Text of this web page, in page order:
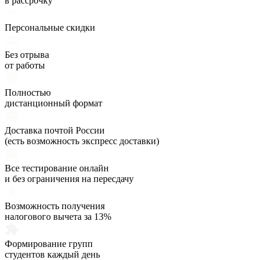
Персональные скидки
Без отрыва
от работы
Полностью
дистанционный формат
Доставка почтой России
(есть возможность экспресс доставки)
Все тестирование онлайн
и без ограничения на пересдачу
Возможность получения
налогового вычета за 13%
Формирование групп
студентов каждый день